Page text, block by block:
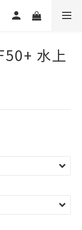
水上